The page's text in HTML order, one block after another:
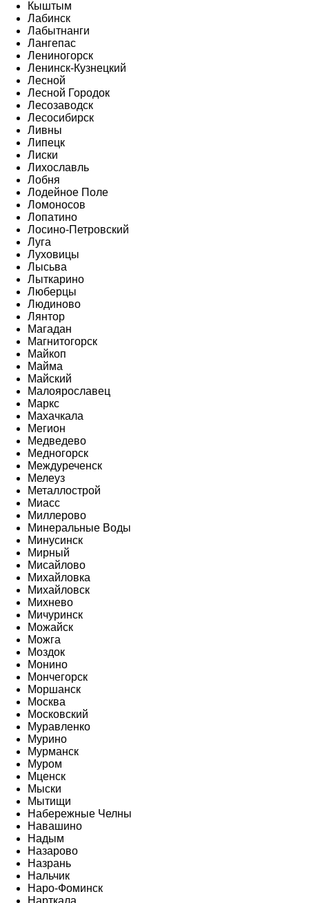
Кыштым
Лабинск
Лабытнанги
Лангепас
Лениногорск
Ленинск-Кузнецкий
Лесной
Лесной Городок
Лесозаводск
Лесосибирск
Ливны
Липецк
Лиски
Лихославль
Лобня
Лодейное Поле
Ломоносов
Лопатино
Лосино-Петровский
Луга
Луховицы
Лысьва
Лыткарино
Люберцы
Людиново
Лянтор
Магадан
Магнитогорск
Майкоп
Майма
Майский
Малоярославец
Маркс
Махачкала
Мегион
Медведево
Медногорск
Междуреченск
Мелеуз
Металлострой
Миасс
Миллерово
Минеральные Воды
Минусинск
Мирный
Мисайлово
Михайловка
Михайловск
Михнево
Мичуринск
Можайск
Можга
Моздок
Монино
Мончегорск
Моршанск
Москва
Московский
Муравленко
Мурино
Мурманск
Муром
Мценск
Мыски
Мытищи
Набережные Челны
Навашино
Надым
Назарово
Назрань
Нальчик
Наро-Фоминск
Нарткала